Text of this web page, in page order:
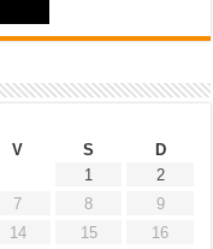
V S
D
1
2
7 8
9
14 15
16